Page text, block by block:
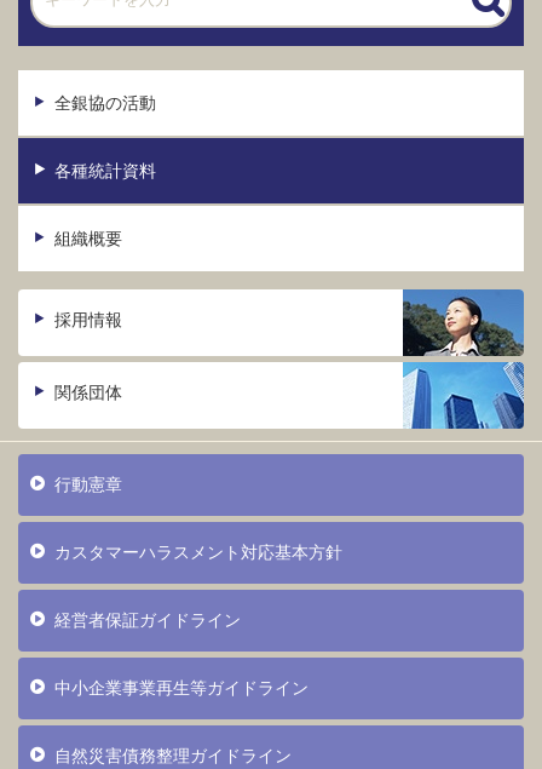
全銀協の活動
各種統計資料
組織概要
採用情報
関係団体
行動憲章
カスタマーハラスメント対応基本方針
経営者保証ガイドライン
中小企業事業再生等ガイドライン
自然災害債務整理ガイドライン